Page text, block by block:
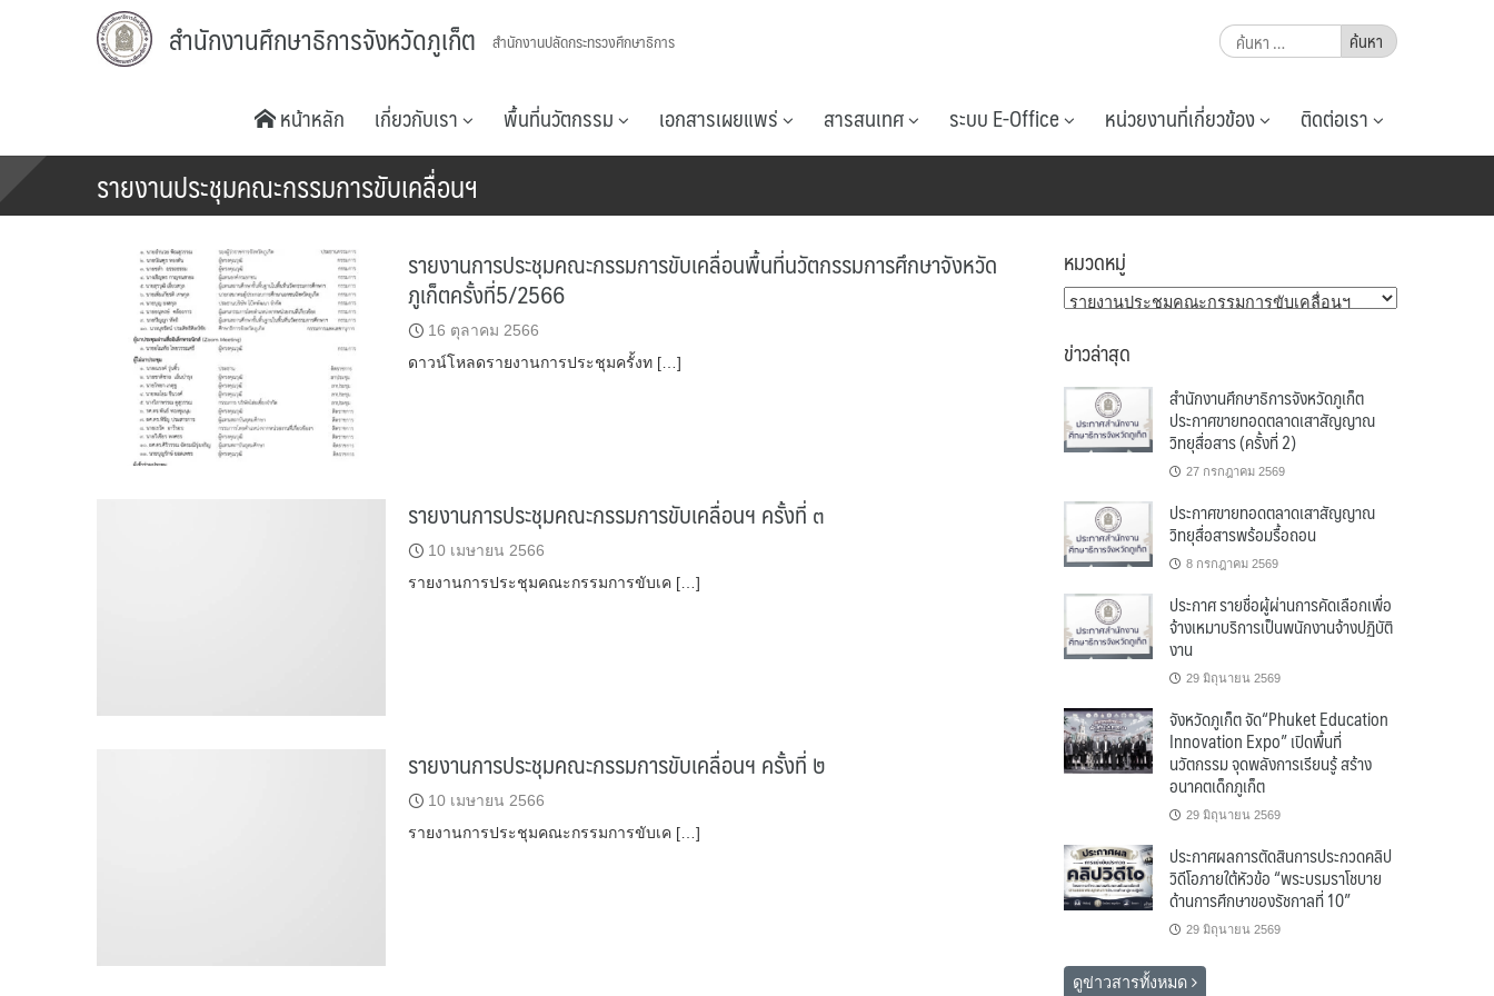
สำนักงานศึกษาธิการจังหวัดภูเก็ต สำนักงานปลัดกระทรวงศึกษาธิการ
ค้นหา
สำหรับ:
หน้าหลัก เกี่ยวกับเรา พื้นที่นวัตกรรม เอกสารเผยแพร่ สารสนเทศ ระบบ E-Office หน่วยงานที่เกี่ยวข้อง ติดต่อเรา
รายงานประชุมคณะกรรมการขับเคลื่อนฯ
รายงานการประชุมคณะกรรมการขับเคลื่อนพื้นที่นวัตกรรมการศึกษาจังหวัด
ภูเก็ตครั้งที่5/2566
16 ตุลาคม 2566
ดาวน์โหลดรายงานการประชุมครั้งท […]
รายงานการประชุมคณะกรรมการขับเคลื่อนฯ ครั้งที่ ๓
10 เมษายน 2566
รายงานการประชุมคณะกรรมการขับเค […]
รายงานการประชุมคณะกรรมการขับเคลื่อนฯ ครั้งที่ ๒
10 เมษายน 2566
รายงานการประชุมคณะกรรมการขับเค […]
หมวดหมู่
หมวด
ข่าวล่าสุด
สำนักงานศึกษาธิการจังหวัดภูเก็ต
ประกาศขายทอดตลาดเสาสัญญาณ
วิทยุสื่อสาร (ครั้งที่ 2)
27 กรกฎาคม 2569
ประกาศขายทอดตลาดเสาสัญญาณ
วิทยุสื่อสารพร้อมรื้อถอน
8 กรกฎาคม 2569
ประกาศ รายชื่อผู้ผ่านการคัดเลือกเพื่อ
จ้างเหมาบริการเป็นพนักงานจ้างปฏิบัติ
งาน
29 มิถุนายน 2569
จังหวัดภูเก็ต จัด“Phuket Education
Innovation Expo” เปิดพื้นที่
นวัตกรรม จุดพลังการเรียนรู้ สร้าง
อนาคตเด็กภูเก็ต
29 มิถุนายน 2569
ประกาศผลการตัดสินการประกวดคลิป
วิดีโอภายใต้หัวข้อ “พระบรมราโชบาย
ด้านการศึกษาของรัชกาลที่ 10”
29 มิถุนายน 2569
ดูข่าวสารทั้งหมด